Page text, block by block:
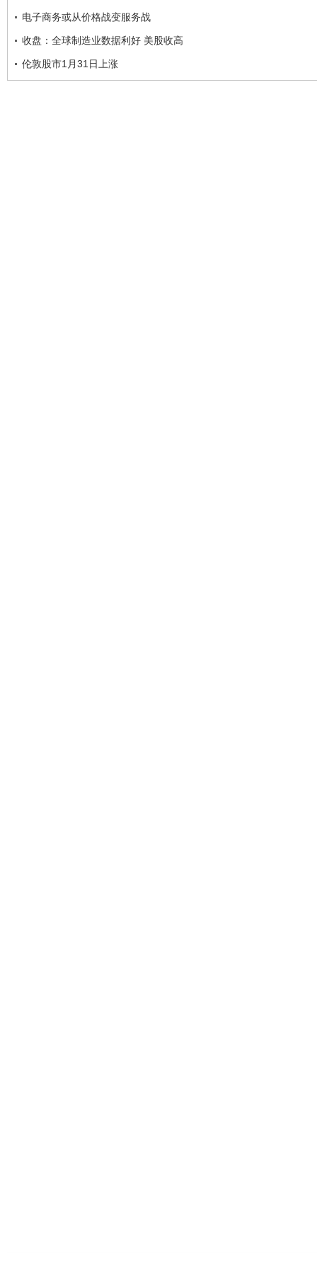
电子商务或从价格战变服务战
收盘：全球制造业数据利好 美股收高
伦敦股市1月31日上涨